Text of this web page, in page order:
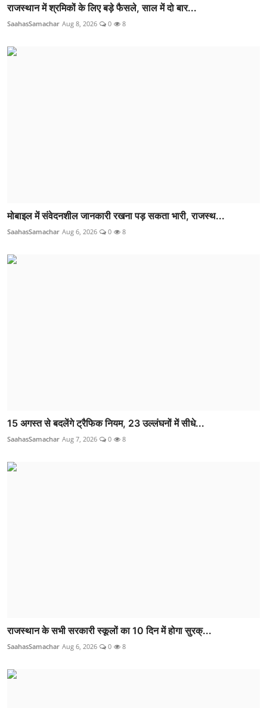
राजस्थान में श्रमिकों के लिए बड़े फैसले, साल में दो बार...
SaahasSamachar Aug 8, 2026 0 8
मोबाइल में संवेदनशील जानकारी रखना पड़ सकता भारी, राजस्थ...
SaahasSamachar Aug 6, 2026 0 8
15 अगस्त से बदलेंगे ट्रैफिक नियम, 23 उल्लंघनों में सीधे...
SaahasSamachar Aug 7, 2026 0 8
राजस्थान के सभी सरकारी स्कूलों का 10 दिन में होगा सुरक्...
SaahasSamachar Aug 6, 2026 0 8